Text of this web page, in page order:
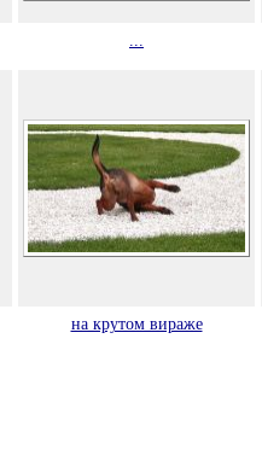
...
на крутом вираже